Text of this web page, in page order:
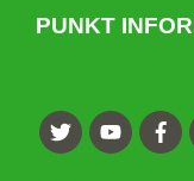
PUNKT